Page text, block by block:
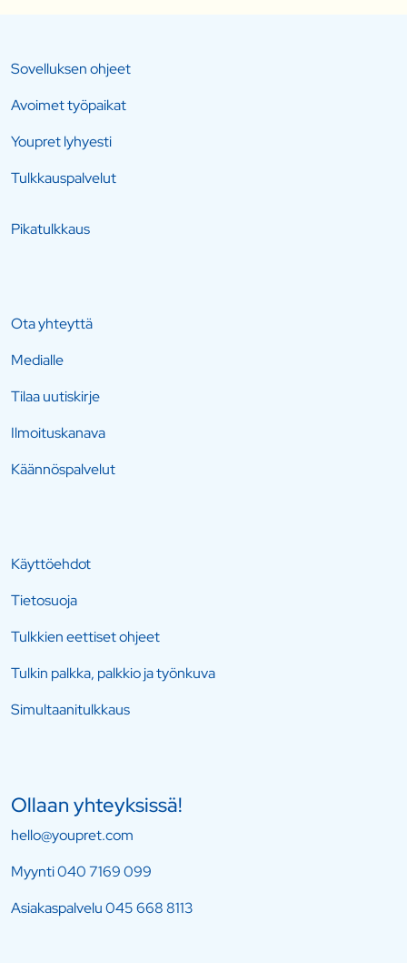
Sovelluksen ohjeet
Avoimet työpaikat
Youpret lyhyesti
Tulkkauspalvelut
Pikatulkkaus
Ota yhteyttä
Medialle
Tilaa uutiskirje
Ilmoituskanava
Käännöspalvelut
Käyttöehdot
Tietosuoja
Tulkkien eettiset ohjeet
Tulkin palkka, palkkio ja työnkuva
Simultaanitulkkaus
Ollaan yhteyksissä!
hello@youpret.com
Myynti040 7169 099
Asiakaspalvelu045 668 8113